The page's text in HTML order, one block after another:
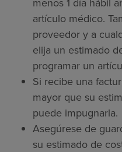
artículo médico.
proveedor y a
elija un estimado
programar un
Si recibe una
mayor que su
puede impugnarla.
Asegúrese de
su estimado de